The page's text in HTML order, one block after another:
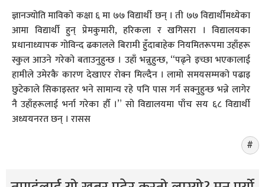
ज्ञानज्योति माविको कक्षा ६ मा ७७ विद्यार्थी छन् । ती ७७ विद्यार्थीमध्येका
आमा विद्यार्थी हुन् प्रेमकुमारी, हरिकला र खगिसरा । विद्यालयका
प्रधानाध्यापक गोविन्द ढकालले बिरामी हुँदाबाहेक नियमितरूपमा उहाँहरू
स्कुल आउने गरेको बताउनुहुन्छ । उहाँ भन्नुहुन्छ, “पढ्ने इच्छा भएकालाई
हामीले उमेरकै कारण देखाएर रोक्न मिल्दैन । लामो समयसम्मको पढाइ
छुटेकाले सिकाइस्तर भने सामान्य रहे पनि पास गर्न सक्नुहुन्छ भन्ने लागेर
नै उहाँहरूलाई भर्ना गरेका हौँ ।” सो विद्यालयमा पाँच सय ६८ विद्यार्थी
अध्ययनरत छन् । रासस